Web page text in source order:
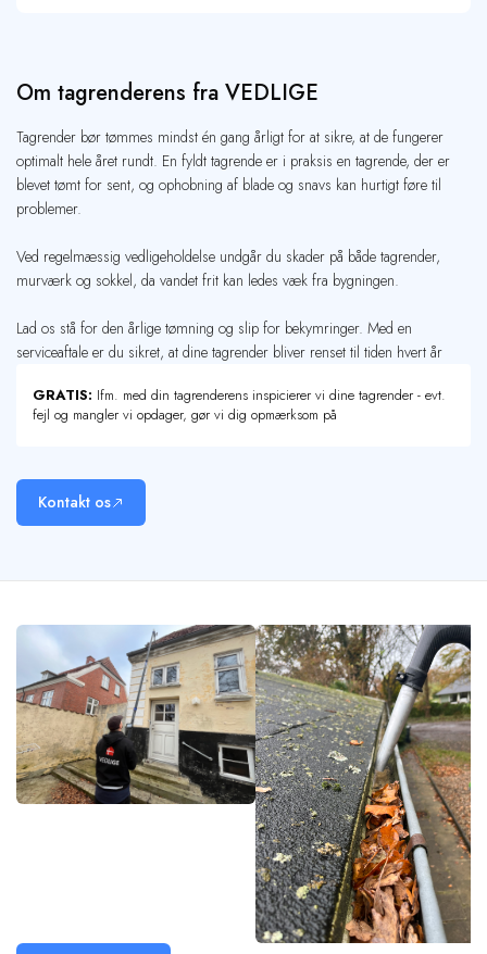
Om tagrenderens fra VEDLIGE
Tagrender bør tømmes mindst én gang årligt for at sikre, at de fungerer
optimalt hele året rundt. En fyldt tagrende er i praksis en tagrende, der er
blevet tømt for sent, og ophobning af blade og snavs kan hurtigt føre til
problemer.
Ved regelmæssig vedligeholdelse undgår du skader på både tagrender,
murværk og sokkel, da vandet frit kan ledes væk fra bygningen.
Lad os stå for den årlige tømning og slip for bekymringer. Med en
serviceaftale er du sikret, at dine tagrender bliver renset til tiden hvert år
GRATIS: Ifm. med din tagrenderens inspicierer vi dine tagrender - evt.
fejl og mangler vi opdager, gør vi dig opmærksom på
Kontakt os